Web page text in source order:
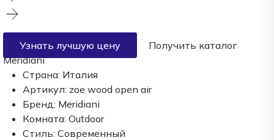
Узнать лучшую цену
Получить каталог
Meridiani
Страна: Италия
Артикул: zoe wood open air
Бренд: Meridiani
Комната: Outdoor
Стиль: Современный